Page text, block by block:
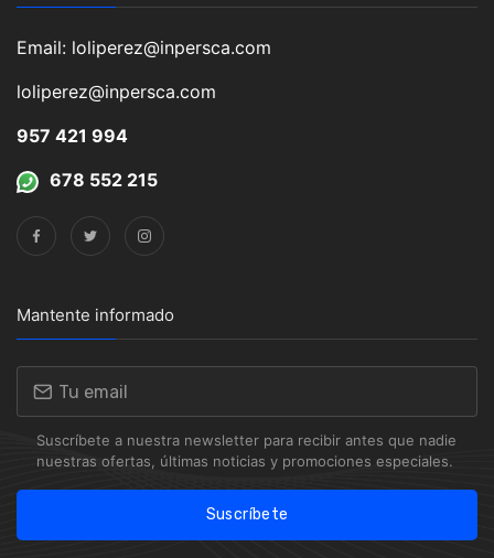
Email: loliperez@inpersca.com
loliperez@inpersca.com
957 421 994
678 552 215
Mantente informado
Suscríbete a nuestra newsletter para recibir antes que nadie
nuestras ofertas, últimas noticias y promociones especiales.
Suscríbete